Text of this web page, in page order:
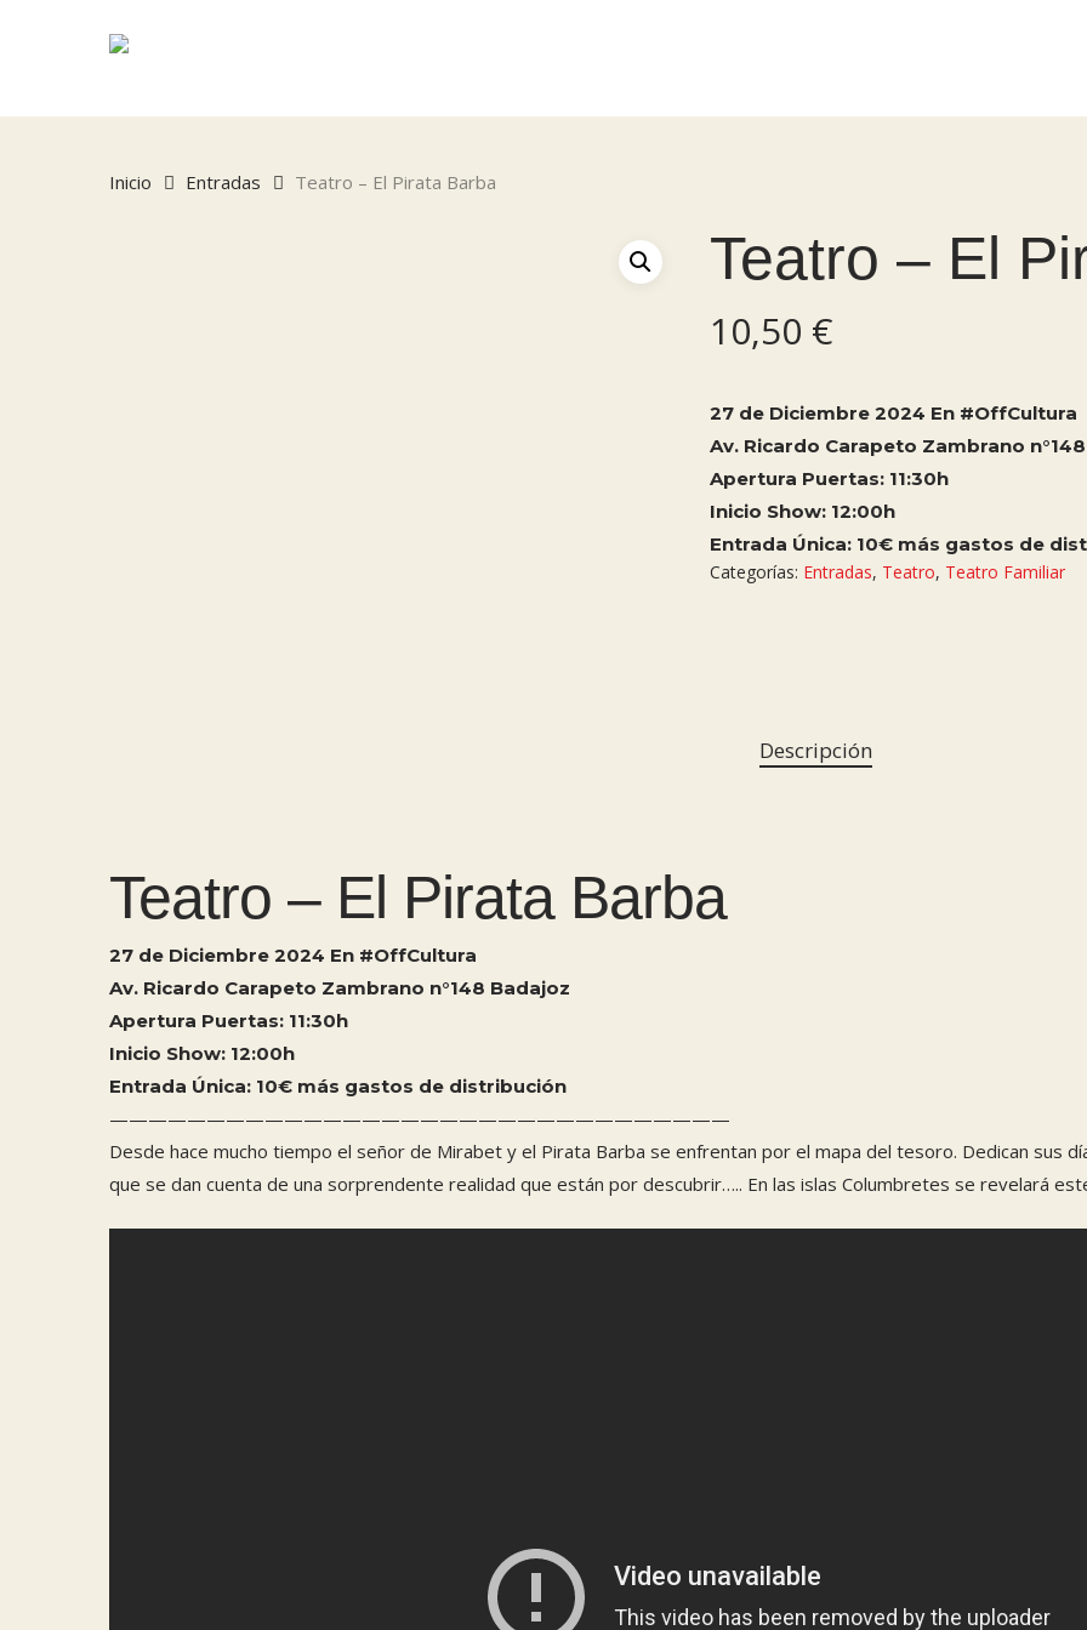
content
Inicio Entradas Teatro – El Pirata Barba
Teatro – El
10,50 €
27 de Diciembre 2024 En #OffCultura
Av. Ricardo Carapeto Zambrano
Apertura Puertas: 11:30h
Inicio Show: 12:00h
Entrada Única: 10€ más gastos de
Categorías: Entradas, Teatro, Teatro Familiar
Descripción
Teatro – El Pirata Barba
27 de Diciembre 2024 En #OffCultura
Av. Ricardo Carapeto Zambrano n°148 Badajoz
Apertura Puertas: 11:30h
Inicio Show: 12:00h
Entrada Única: 10€ más gastos de distribución
————————————————————————————————
Desde hace mucho tiempo el señor de Mirabet y el Pirata Barba se enfrentan por el mapa del tesoro. Dedican sus
que se dan cuenta de una sorprendente realidad que están por descubrir….. En las islas Columbretes se revelará